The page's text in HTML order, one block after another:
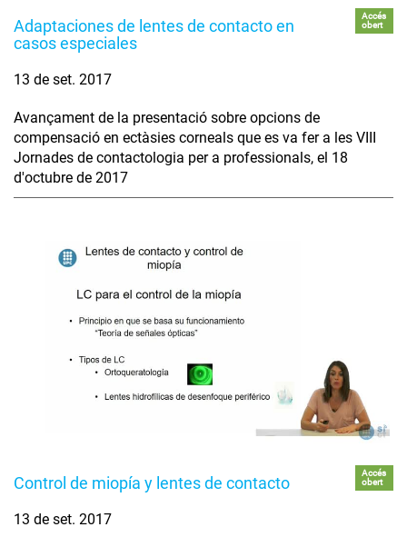
Adaptaciones de lentes de contacto en
casos especiales
Accés
obert
13 de set. 2017
Avançament de la presentació sobre opcions de
compensació en ectàsies corneals que es va fer a les VIII
Jornades de contactologia per a professionals, el 18
d'octubre de 2017
Control de miopía y lentes de contacto
Accés
obert
13 de set. 2017